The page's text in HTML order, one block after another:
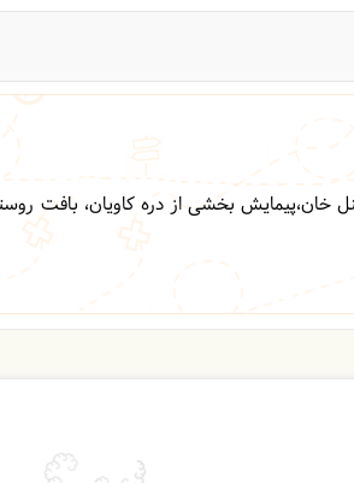
خان،پیمایش بخشی از دره کاویان، بافت